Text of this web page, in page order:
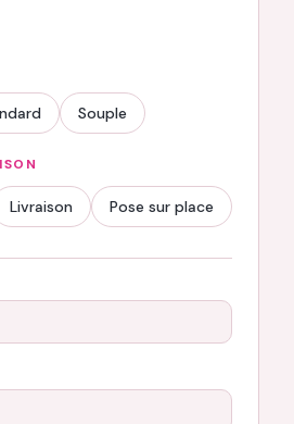
Souple
Livraison Pose sur place